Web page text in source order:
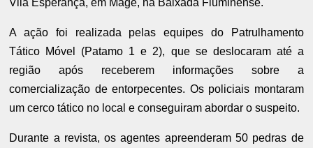
Vila Esperança, em Magé, na Baixada Fluminense.
A ação foi realizada pelas equipes do Patrulhamento
Tático Móvel (Patamo 1 e 2), que se deslocaram até a
região após receberem informações sobre a
comercialização de entorpecentes. Os policiais montaram
um cerco tático no local e conseguiram abordar o suspeito.
Durante a revista, os agentes apreenderam 50 pedras de